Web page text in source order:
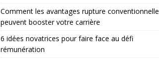
Comment les avantages rupture conventionnelle
peuvent booster votre carrière
6 idées novatrices pour faire face au défi
rémunération